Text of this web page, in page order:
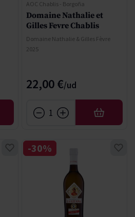
AOC Chablis - Borgoña
Domaine Nathalie et
Gilles Fevre Chablis
Domaine Nathalie & Gilles Fèvre
2025
22,00 €
AÑADIR
-30%